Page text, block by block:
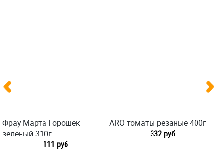
Фрау Марта Горошек
зеленый 310г
111 руб
ARO томаты резаные 400г
332 руб